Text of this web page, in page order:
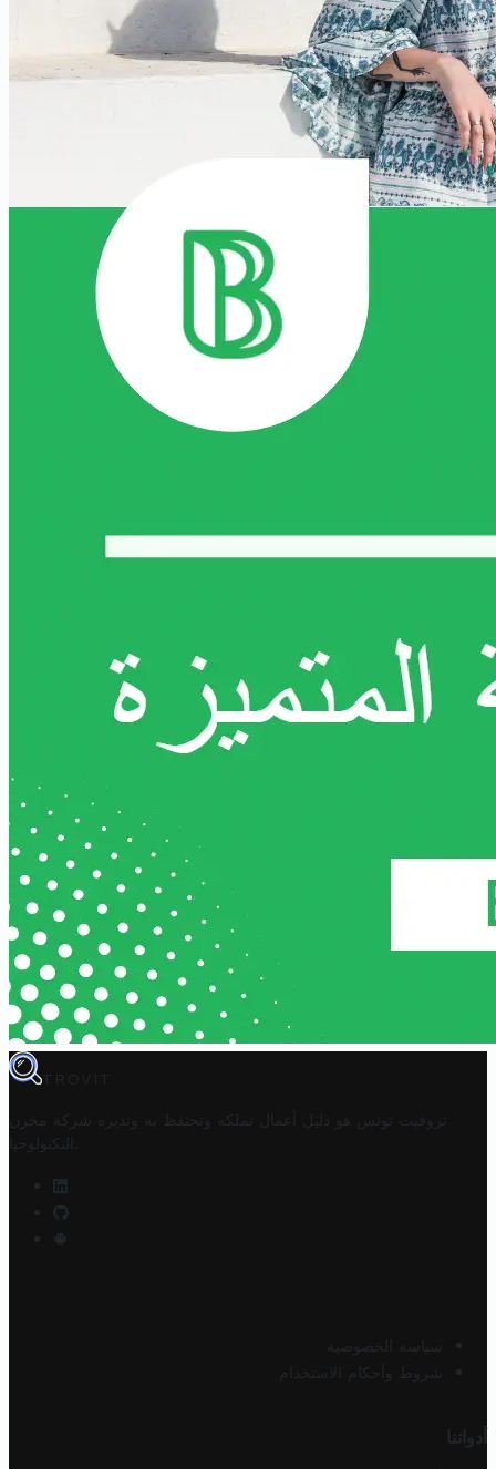
TROVIT
تروفيت تونس هو دليل أعمال تملكه وتحتفظ به وتديره
شركة مخزن
التكنولوجيا
سياسة الخصوصية
شروط وأحكام الاستخدام
أدواتنا